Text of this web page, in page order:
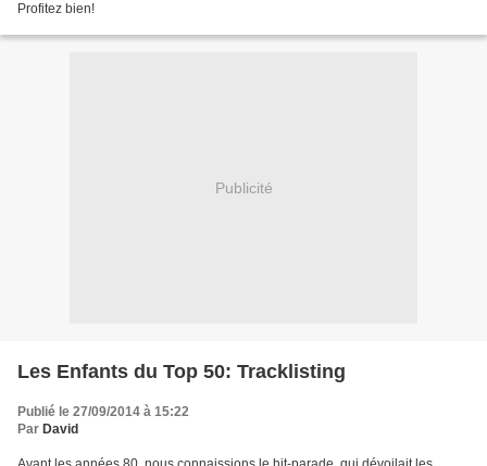
Profitez bien!
Publicité
Les Enfants du Top 50: Tracklisting
Publié le 27/09/2014 à 15:22
Par David